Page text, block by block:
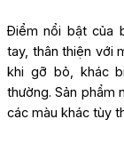
Điểm nổi bật của
tay, thân thiện với
khi gỡ bỏ, khác
thường. Sản phẩm
các màu khác tùy